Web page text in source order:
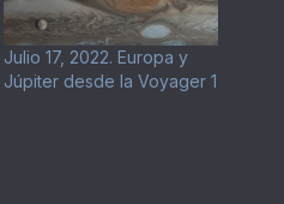
Julio 17, 2022. Europa y
Júpiter desde la Voyager 1